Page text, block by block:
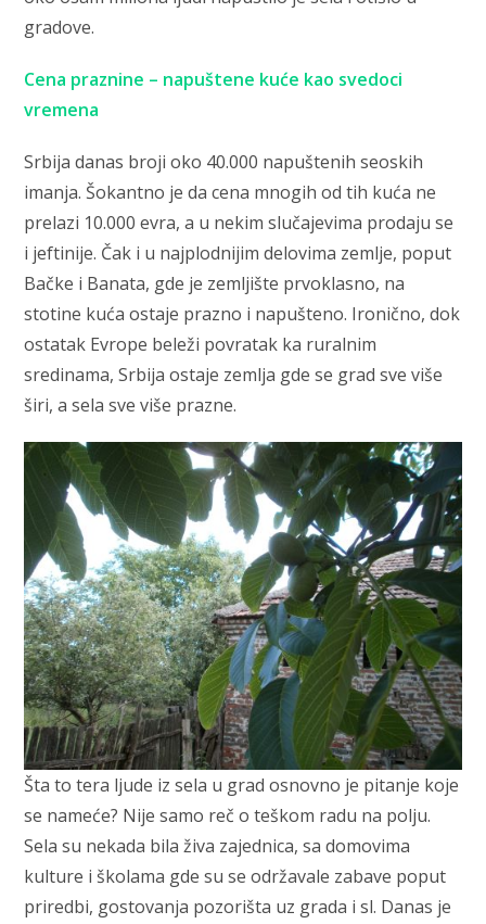
gradove.
Cena praznine – napuštene kuće kao svedoci
vremena
Srbija danas broji oko 40.000 napuštenih seoskih
imanja. Šokantno je da cena mnogih od tih kuća ne
prelazi 10.000 evra, a u nekim slučajevima prodaju se
i jeftinije. Čak i u najplodnijim delovima zemlje, poput
Bačke i Banata, gde je zemljište prvoklasno, na
stotine kuća ostaje prazno i napušteno. Ironično, dok
ostatak Evrope beleži povratak ka ruralnim
sredinama, Srbija ostaje zemlja gde se grad sve više
širi, a sela sve više prazne.
Šta to tera ljude iz sela u grad osnovno je pitanje koje
se nameće? Nije samo reč o teškom radu na polju.
Sela su nekada bila živa zajednica, sa domovima
kulture i školama gde su se održavale zabave poput
priredbi, gostovanja pozorišta uz grada i sl. Danas je